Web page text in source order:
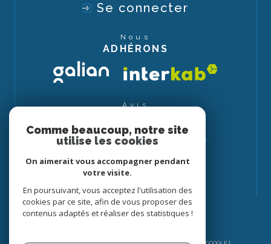
Se connecter
Nous
ADHÉRONS
Avis
Comme beaucoup, notre site
utilise les cookies
On aimerait vous accompagner pendant
votre visite.
En poursuivant, vous acceptez l'utilisation des
cookies par ce site, afin de vous proposer des
contenus adaptés et réaliser des statistiques !